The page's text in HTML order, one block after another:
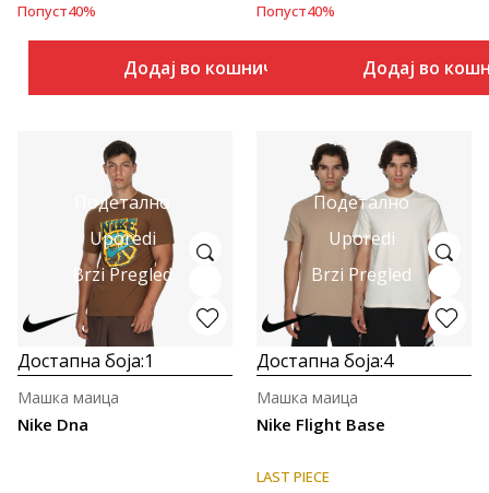
Попуст40%
Додај во кошничка
Попуст40%
Додај во
Подетално
Uporedi
Brzi Pregled
Достапна боја:1
Nike Dna
Машка маица
Подетално
Uporedi
Brzi Pregled
Достапна боја:4
Nike Flight Base
Машка маица
LAST PIECE